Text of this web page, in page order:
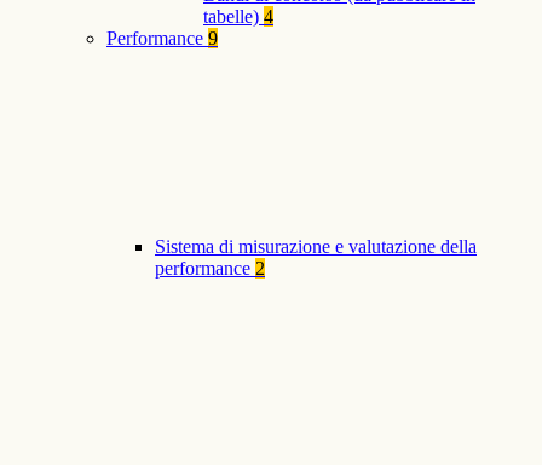
tabelle) 4
Performance 9
Sistema di misurazione e valutazione della
performance 2